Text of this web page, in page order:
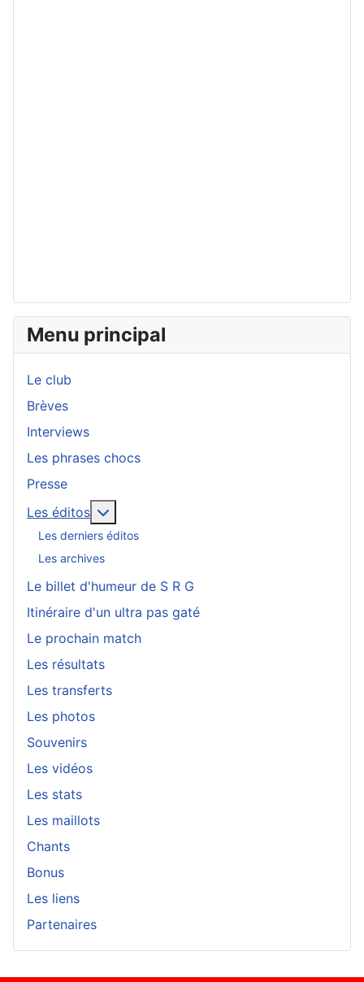
Menu principal
Le club
Brèves
Interviews
Les phrases chocs
Presse
Les éditos
Les derniers éditos
Les archives
Le billet d'humeur de S R G
Itinéraire d'un ultra pas gaté
Le prochain match
Les résultats
Les transferts
Les photos
Souvenirs
Les vidéos
Les stats
Les maillots
Chants
Bonus
Les liens
Partenaires